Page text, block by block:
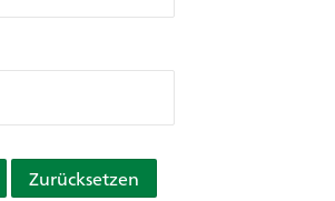
Zurücksetzen